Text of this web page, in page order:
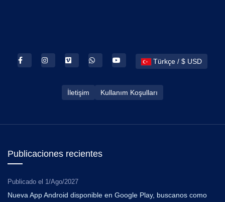
Türkçe / $ USD
İletişim Kullanım Koşulları
Publicaciones recientes
Publicado el 1/Ago/2027
Nueva App Android disponible en Google Play, buscanos como